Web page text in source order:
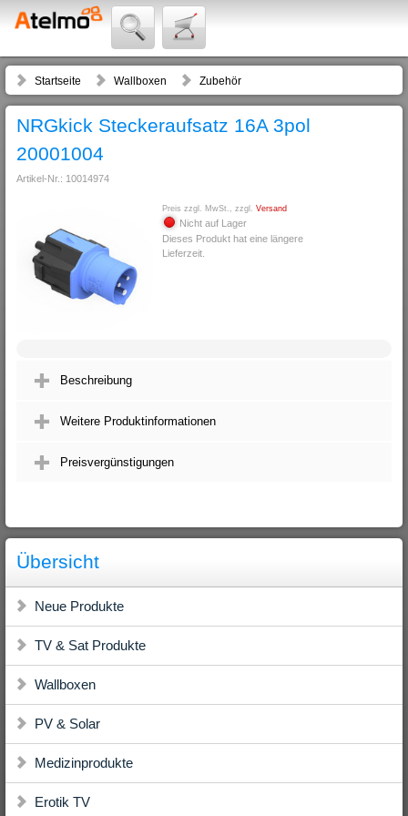
Startseite Wallboxen Zubehör
NRGkick Steckeraufsatz 16A 3pol
20001004
Artikel-Nr.: 10014974
Preis zzgl. MwSt., zzgl. Versand
Nicht auf Lager
Dieses Produkt hat eine längere
Lieferzeit.
Beschreibung
Weitere Produktinformationen
Preisvergünstigungen
Übersicht
Neue Produkte
TV & Sat Produkte
Wallboxen
PV & Solar
Medizinprodukte
Erotik TV